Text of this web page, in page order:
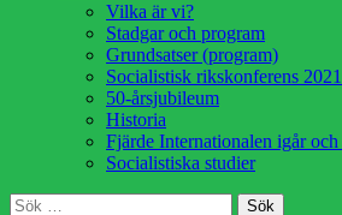
Vilka är vi?
Stadgar och program
Grundsatser (program)
Socialistisk rikskonferens
50-årsjubileum
Historia
Fjärde Internationalen igår
Socialistiska studier
Sök
Sök